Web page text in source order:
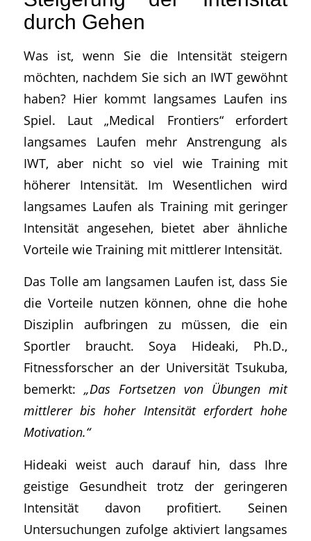
durch Gehen
Was ist, wenn Sie die Intensität steigern
möchten, nachdem Sie sich an IWT gewöhnt
haben? Hier kommt langsames Laufen ins
Spiel. Laut „Medical Frontiers“ erfordert
langsames Laufen mehr Anstrengung als
IWT, aber nicht so viel wie Training mit
höherer Intensität. Im Wesentlichen wird
langsames Laufen als Training mit geringer
Intensität angesehen, bietet aber ähnliche
Vorteile wie Training mit mittlerer Intensität.
Das Tolle am langsamen Laufen ist, dass Sie
die Vorteile nutzen können, ohne die hohe
Disziplin aufbringen zu müssen, die ein
Sportler braucht. Soya Hideaki, Ph.D.,
Fitnessforscher an der Universität Tsukuba,
bemerkt: „Das Fortsetzen von Übungen mit
mittlerer bis hoher Intensität erfordert hohe
Motivation.“
Hideaki weist auch darauf hin, dass Ihre
geistige Gesundheit trotz der geringeren
Intensität davon profitiert. Seinen
Untersuchungen zufolge aktiviert langsames